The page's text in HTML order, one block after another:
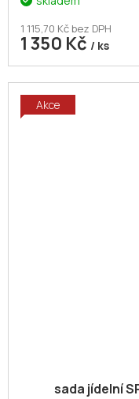
1 115,70 Kč bez DPH
1 350 Kč / ks
Akce
sada jídelní